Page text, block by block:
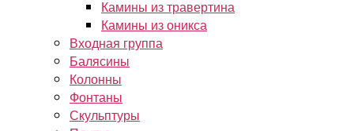
Камины из травертина
Камины из оникса
Входная группа
Балясины
Колонны
Фонтаны
Скульптуры